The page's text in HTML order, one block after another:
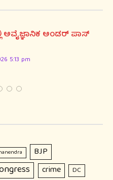
ಅವೈಜ್ಞಾನಿಕ ಅಂಡರ್ ಪಾಸ್
5:13 pm
BJP
crime DC